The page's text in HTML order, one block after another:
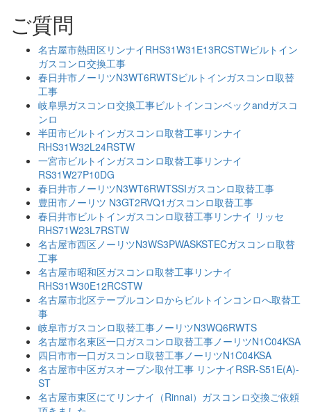
ご質問
名古屋市熱田区リンナイRHS31W31E13RCSTWビルトイン
ガスコンロ交換工事
春日井市ノーリツN3WT6RWTSビルトインガスコンロ取替
工事
岐阜県ガスコンロ交換工事ビルトインコンベックandガスコ
ンロ
半田市ビルトインガスコンロ取替工事リンナイ
RHS31W32L24RSTW
一宮市ビルトインガスコンロ取替工事リンナイ
RS31W27P10DG
春日井市ノーリツN3WT6RWTSSIガスコンロ取替工事
豊田市ノーリツ N3GT2RVQ1ガスコンロ取替工事
春日井市ビルトインガスコンロ取替工事リンナイ リッセ
RHS71W23L7RSTW
名古屋市西区ノーリツN3WS3PWASKSTECガスコンロ取替
工事
名古屋市昭和区ガスコンロ取替工事リンナイ
RHS31W30E12RCSTW
名古屋市北区テーブルコンロからビルトインコンロへ取替工
事
岐阜市ガスコンロ取替工事ノーリツN3WQ6RWTS
名古屋市名東区一口ガスコンロ取替工事ノーリツN1C04KSA
四日市市一口ガスコンロ取替工事ノーリツN1C04KSA
名古屋市中区ガスオーブン取付工事 リンナイRSR-S51E(A)-
ST
名古屋市東区にてリンナイ（Rinnai）ガスコンロ交換ご依頼